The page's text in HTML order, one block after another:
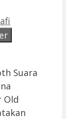
Suara
Old